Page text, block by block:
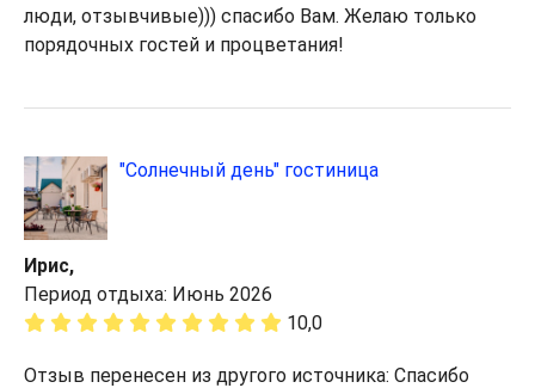
люди, отзывчивые))) спасибо Вам. Желаю только
порядочных гостей и процветания!
"Солнечный день" гостиница
Ирис,
Период отдыха: Июнь 2026
10,0
Отзыв перенесен из другого источника: Спасибо